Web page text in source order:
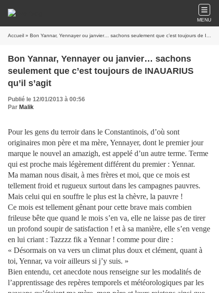
MENU
Accueil » Bon Yannar, Yennayer ou janvier… sachons seulement que c’est toujours de INAUARIUS qu’il s’agit
Bon Yannar, Yennayer ou janvier… sachons
seulement que c’est toujours de INAUARIUS
qu’il s’agit
Publié le 12/01/2013 à 00:56
Par Malik
Pour les gens du terroir dans le Constantinois, d’où sont
originaires mon père et ma mère, Yennayer, dont le premier jour
marque le nouvel an amazigh, est appelé d’un autre terme. Terme
qui est proche mais légèrement différent du premier : Yennar.
Ma maman nous disait, à mes frères et moi, que ce mois est
tellement froid et rugueux surtout dans les campagnes pauvres.
Mais celui qui en souffre le plus est la chèvre, la pauvre !
Ce mois est tellement gênant pour cette brave mais combien
frileuse bête que quand le mois s’en va, elle ne laisse pas de tirer
un profond soupir de satisfaction ! et à sa manière, elle s’en venge
en lui criant : Tazzzz fik a Yennar ! comme pour dire :
« Désormais on va vers un climat plus doux et clément, quant à
toi, Yennar, va voir ailleurs si j’y suis. »
Bien entendu, cet anecdote nous renseigne sur les modalités de
l’apprentissage des repères temporels et météorologiques par les